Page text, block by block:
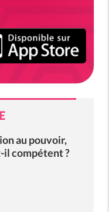
au pouvoir,
il compétent ?